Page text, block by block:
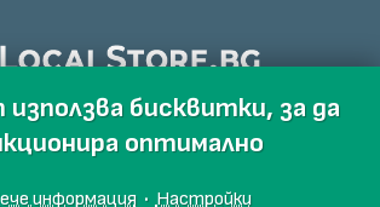
използва бисквитки, за да
оптимално
информация · Настройки